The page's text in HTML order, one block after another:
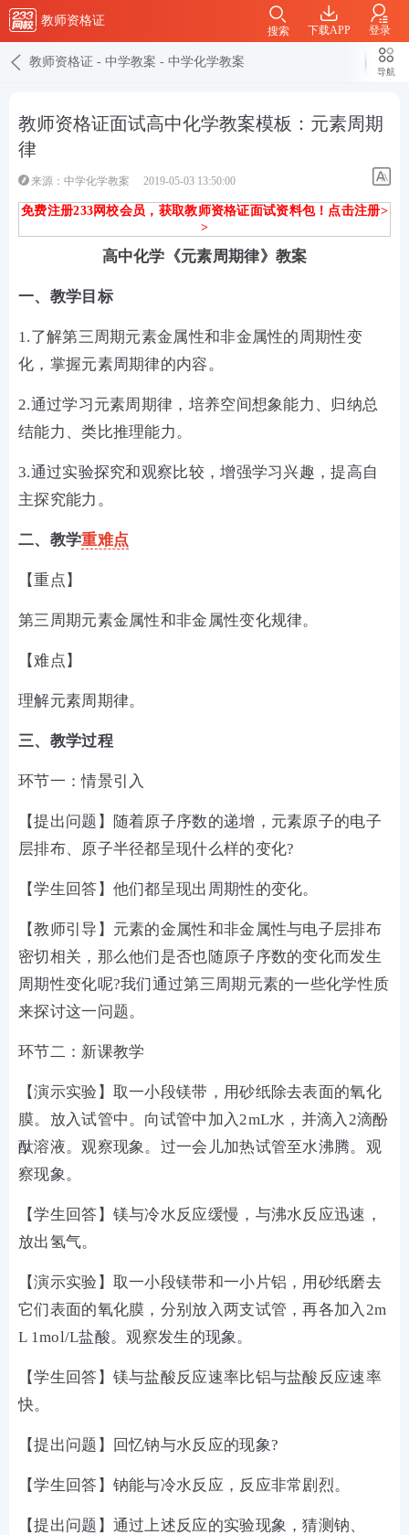
教师资格证
下载APP 登录
搜索
教师资格证 - 中学教案 - 中学化学教案
导航
教师资格证面试高中化学教案模板：元素周期
律
来源： 中学化学教案 2019-05-03 13:50:00
免费注册233网校会员，获取教师资格证面试资料包！点击注册>
>
高中化学《元素周期律》教案
一、教学目标
1.了解第三周期元素金属性和非金属性的周期性变
化，掌握元素周期律的内容。
2.通过学习元素周期律，培养空间想象能力、归纳总
结能力、类比推理能力。
3.通过实验探究和观察比较，增强学习兴趣，提高自
主探究能力。
二、教学重难点
【重点】
第三周期元素金属性和非金属性变化规律。
【难点】
理解元素周期律。
三、教学过程
环节一：情景引入
【提出问题】随着原子序数的递增，元素原子的电子
层排布、原子半径都呈现什么样的变化?
【学生回答】他们都呈现出周期性的变化。
【教师引导】元素的金属性和非金属性与电子层排布
密切相关，那么他们是否也随原子序数的变化而发生
周期性变化呢?我们通过第三周期元素的一些化学性质
来探讨这一问题。
环节二：新课教学
【演示实验】取一小段镁带，用砂纸除去表面的氧化
膜。放入试管中。向试管中加入2mL水，并滴入2滴酚
酞溶液。观察现象。过一会儿加热试管至水沸腾。观
察现象。
【学生回答】镁与冷水反应缓慢，与沸水反应迅速，
放出氢气。
【演示实验】取一小段镁带和一小片铝，用砂纸磨去
它们表面的氧化膜，分别放入两支试管，再各加入2m
L 1mol/L盐酸。观察发生的现象。
【学生回答】镁与盐酸反应速率比铝与盐酸反应速率
快。
【提出问题】回忆钠与水反应的现象?
【学生回答】钠能与冷水反应，反应非常剧烈。
【提出问题】通过上述反应的实验现象，猜测钠、